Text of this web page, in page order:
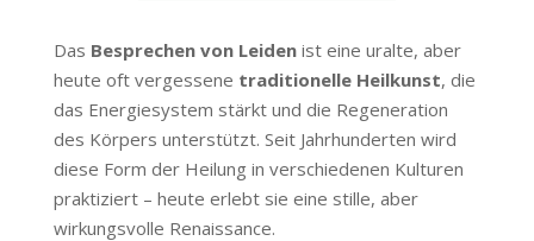
Das Besprechen von Leidenist eine uralte, aber
heute oft vergessene traditionelle Heilkunst, die
das Energiesystem stärkt und die Regeneration
des Körpers unterstützt. Seit Jahrhunderten wird
diese Form der Heilung in verschiedenen Kulturen
praktiziert – heute erlebt sie eine stille, aber
wirkungsvolle Renaissance.